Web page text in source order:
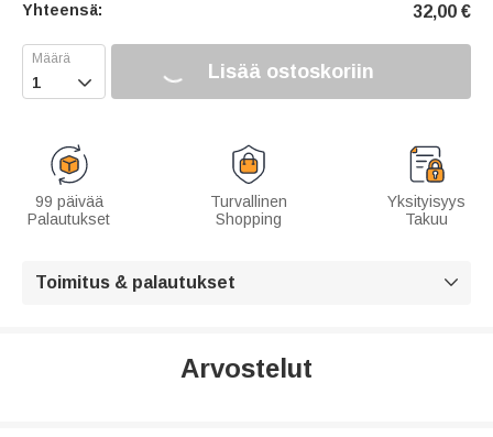
Yhteensä: 32,00 €
 Lisää ostoskoriin
99 päivää
Palautukset
Turvallinen
Shopping
Yksityisyys
Takuu
Toimitus & palautukset 
Arvostelut